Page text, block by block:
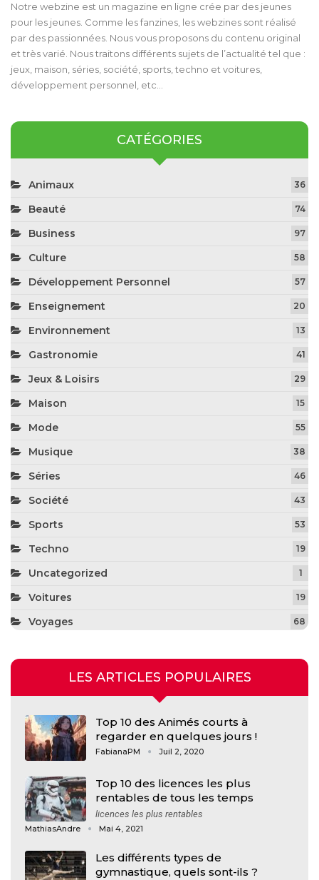
Notre webzine est un magazine en ligne crée par des jeunes
pour les jeunes. Comme les fanzines, les webzines sont réalisé
par des passionnées. Nous vous proposons du contenu original
et très varié. Nous traitons différents sujets de l’actualité tel que :
jeux, maison, séries, société, sports, techno et voitures,
développement personnel, etc…
CATÉGORIES
Animaux 36
Beauté 74
Business 97
Culture 58
Développement Personnel 57
Enseignement 20
Environnement 13
Gastronomie 41
Jeux & Loisirs 29
Maison 15
Mode 55
Musique 38
Séries 46
Société 43
Sports 53
Techno 19
Uncategorized 1
Voitures 19
Voyages 68
LES ARTICLES POPULAIRES
Top 10 des Animés courts à
regarder en quelques jours !
FabianaPM Juil 2, 2020
Top 10 des licences les plus
rentables de tous les temps
licences les plus rentables
MathiasAndre Mai 4, 2021
Les différents types de
gymnastique, quels sont-ils ?